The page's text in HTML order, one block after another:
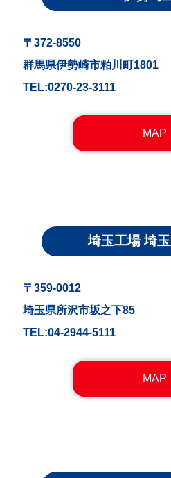
〒372-8550
群馬県伊勢崎市粕川町1801
TEL:0270-23-3111
MAP
埼玉工場 埼
〒359-0012
埼玉県所沢市坂之下85
TEL:04-2944-5111
MAP